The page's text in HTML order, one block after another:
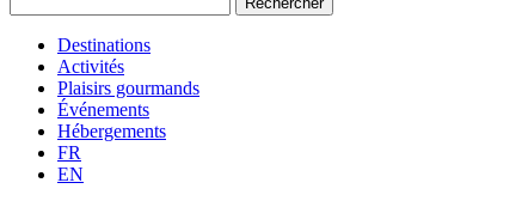
Destinations
Activités
Plaisirs gourmands
Événements
Hébergements
FR
EN